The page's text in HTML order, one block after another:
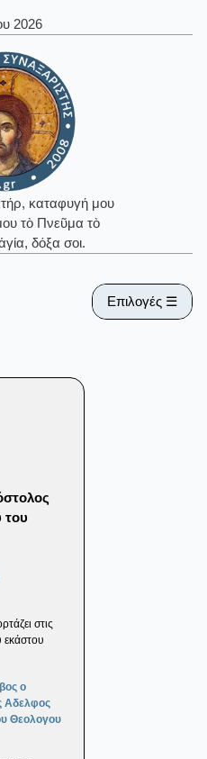
2026
καταφυγή μου
τὸ Πνεῦμα τὸ
δόξα σοι.
Επιλογές ☰
του
στις
εκάστου
ο
Αδελφος
Θεολογου